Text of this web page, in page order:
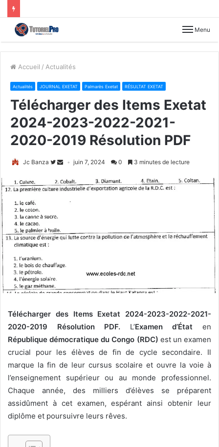
Menu
Accueil / Actualités
Actualités JOURNAL EXETAT Palmarès Exetat RÉSULTAT EXETAT
Télécharger des Items Exetat
2024-2023-2022-2021-
2020-2019 Résolution PDF
Jc Banza juin 7, 2024 0 3 minutes de lecture
Télécharger des Items Exetat 2024-2023-2022-2021-
2020-2019 Résolution PDF. L’Examen d’État en
République démocratique du Congo (RDC) est un examen
crucial pour les élèves de fin de cycle secondaire. Il
marque la fin de leur cursus scolaire et ouvre la voie à
l’enseignement supérieur ou au monde professionnel.
Chaque année, des milliers d’élèves se préparent
assidûment à cet examen, espérant ainsi obtenir leur
diplôme et poursuivre leurs rêves.